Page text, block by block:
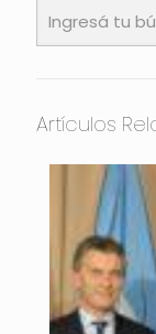
Artículos